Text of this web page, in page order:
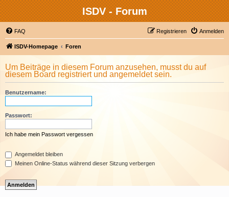
ISDV - Forum
FAQ Anmelden
Registrieren
ISDV-Homepage Foren
Um Beiträge in diesem Forum anzusehen, musst du auf
diesem Board registriert und angemeldet sein.
Benutzername:
Passwort:
Ich habe mein Passwort vergessen
Angemeldet bleiben
Meinen Online-Status während dieser Sitzung verbergen